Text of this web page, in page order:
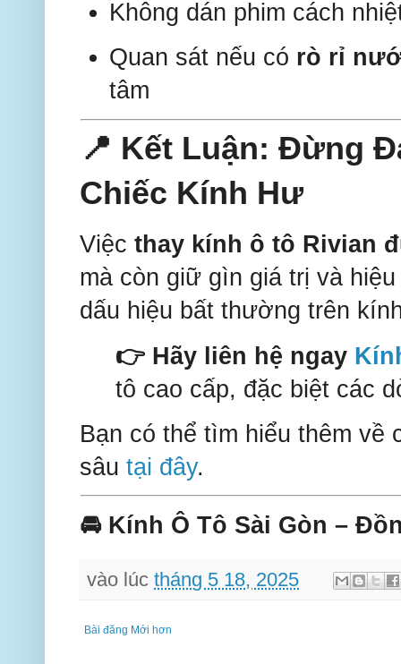
Không dán phim cách
Quan sát nếu có rò rỉ
tâm
📍 Kết Luận: Đừng
Chiếc Kính Hư
Việcthay kính ô tô Rivian
mà còn giữ gìn giá trị và
dấu hiệu bất thường trên
👉 Hãy liên hệ ngay
tô cao cấp, đặc biệt các
Bạn có thể tìm hiểu thêm về
sâutại đây.
🚘 Kính Ô Tô Sài Gòn –
vào lúctháng 5 18, 2025
Bài đăng Mới hơn